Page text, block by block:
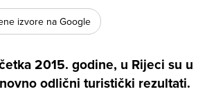
izvore na Google
2015. godine, u Rijeci su u
odlični turistički rezultati.